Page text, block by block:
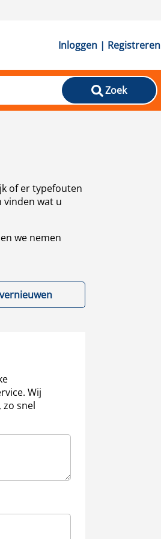
Inloggen | Registreren
Zoek
of er typefouten
vinden wat u
we nemen
Wij
zo snel